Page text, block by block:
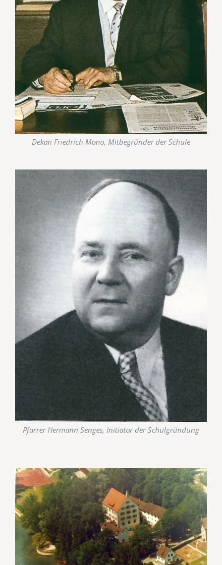
Dekan Friedrich Mono, Mitbegründer der Schule
Pfarrer Hermann Senges, Initiator der Schulgründung